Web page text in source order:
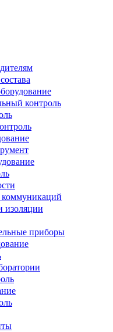
контроль
изоляции
приборы